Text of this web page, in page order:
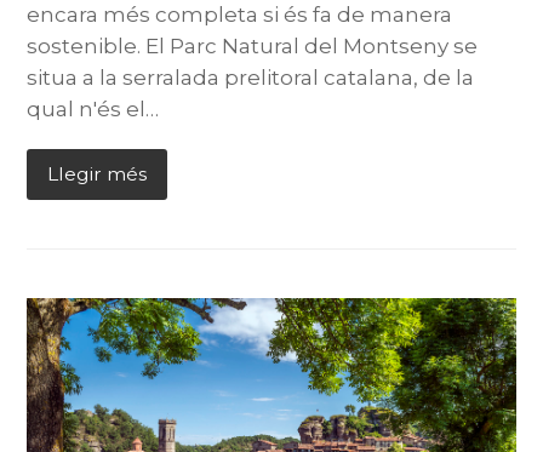
encara més completa si és fa de manera
sostenible. El Parc Natural del Montseny se
situa a la serralada prelitoral catalana, de la
qual n'és el…
Llegir més